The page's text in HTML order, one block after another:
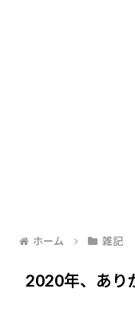
ホーム 雑記
2020年、あり